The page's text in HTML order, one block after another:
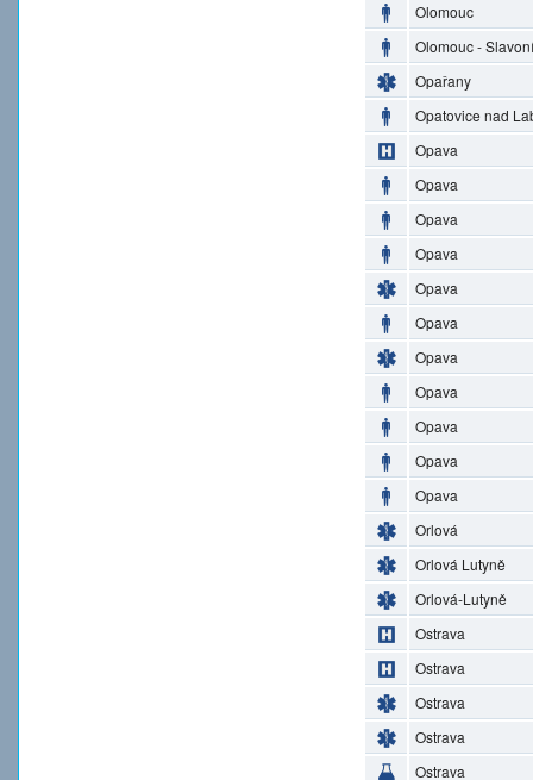
Olomouc
Olomouc -
Opařany
Opatovice nad
Opava
Opava
Opava
Opava
Opava
Opava
Opava
Opava
Opava
Opava
Opava
Orlová
Orlová Lutyně
Orlová-Lutyně
Ostrava
Ostrava
Ostrava
Ostrava
Ostrava